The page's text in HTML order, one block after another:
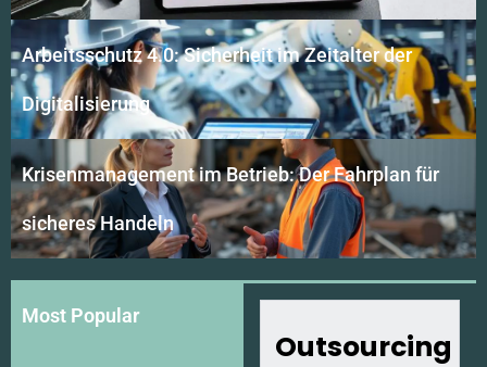
Arbeitsschutz 4.0: Sicherheit im Zeitalter der
Digitalisierung​
Krisenmanagement im Betrieb: Der Fahrplan für
sicheres Handeln
Most Popular
Outsourcing